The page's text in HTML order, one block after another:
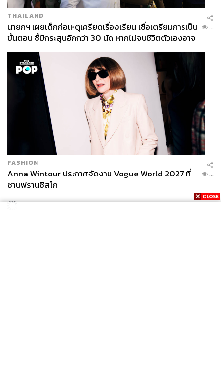
THAILAND
นายกฯ เผยเด็กก่อเหตุเครียดเรื่องเรียน เชื่อเตรียมการเป็น
ขั้นตอน ชี้มีกระสุนอีกกว่า 30 นัด หากไม่จบชีวิตตัวเองอาจ
สูญเสียเพิ่ม
...
FASHION
Anna Wintour ประกาศจัดงาน Vogue World 2027 ที่
ซานฟรานซิสโก
...